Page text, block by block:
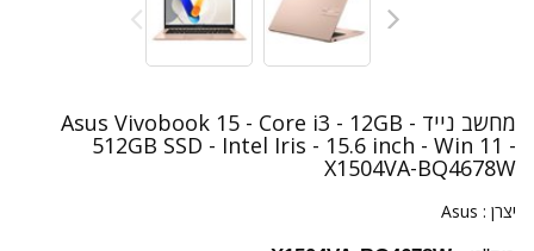
מחשב נייד Asus Vivobook 15 - Core i3 - 12GB -
512GB SSD - Intel Iris - 15.6 inch - Win 11 -
X1504VA-BQ4678W
יצרן : Asus